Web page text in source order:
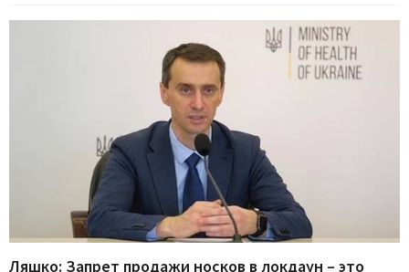
Ляшко: Запрет продажи носков в локдаун – это